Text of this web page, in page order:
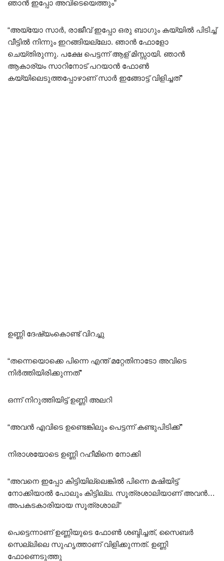
ഞാൻ ഇപ്പോ അവിടെയെത്തും”
“അയ്യോ സാർ, രാജീവ്‌ ഇപ്പോ ഒരു ബാഗും കയ്യിൽ പിടിച്ച്
വീട്ടിൽ നിന്നും ഇറങ്ങിയല്ലോ. ഞാൻ ഫോളോ
ചെയ്തിരുന്നു. പക്ഷേ പെട്ടന്ന് ആള് മിസ്സായി. ഞാൻ
ആകാര്യം സാറിനോട് പറയാൻ ഫോൺ
കയ്യിലെടുത്തപ്പോഴാണ് സാർ ഇങ്ങോട്ട് വിളിച്ചത്”
ഉണ്ണി ദേഷ്യംകൊണ്ട് വിറച്ചു
“തന്നെയൊക്കെ പിന്നെ എന്ത് മറ്റേതിനാടോ അവിടെ
നിർത്തിയിരിക്കുന്നത്”
ഒന്ന് നിറുത്തിയിട്ട് ഉണ്ണി അലറി
“അവൻ എവിടെ ഉണ്ടെങ്കിലും പെട്ടന്ന് കണ്ടുപിടിക്ക്”
നിരാശയോടെ ഉണ്ണി റഹീമിനെ നോക്കി
“അവനെ ഇപ്പോ കിട്ടിയില്ലെങ്കിൽ പിന്നെ മഷിയിട്ട്
നോക്കിയാൽ പോലും കിട്ടില്ല. സൂത്രശാലിയാണ് അവൻ…
അപകടകാരിയായ സൂത്രശാലി”
പെട്ടെന്നാണ് ഉണ്ണിയുടെ ഫോൺ ശബ്ദിച്ചത്, സൈബർ
സെല്ലിലെ സുഹൃത്താണ് വിളിക്കുന്നത്. ഉണ്ണി
ഫോണെടുത്തു